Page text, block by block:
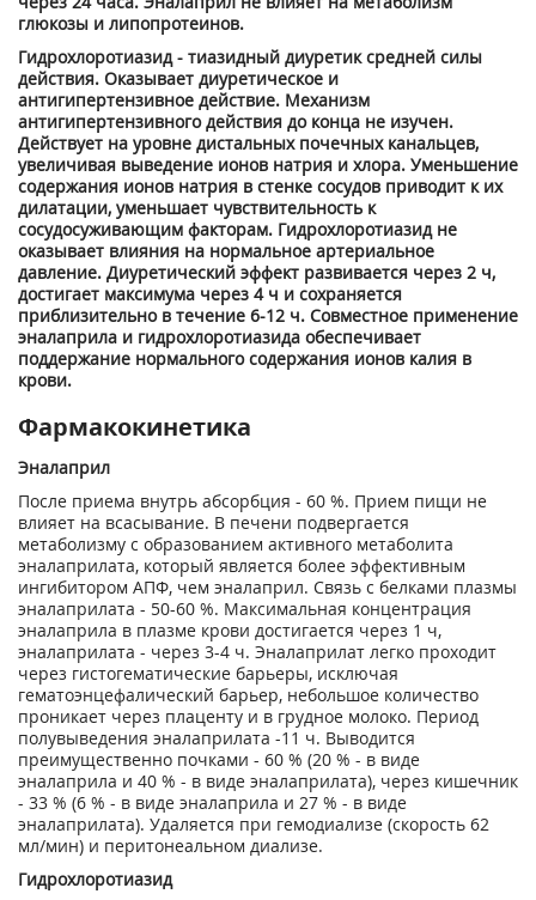
глюкозы и липопротеинов.
Гидрохлоротиазид - тиазидный диуретик средней силы
действия. Оказывает диуретическое и
антигипертензивное действие. Механизм
антигипертензивного действия до конца не изучен.
Действует на уровне дистальных почечных канальцев,
увеличивая выведение ионов натрия и хлора. Уменьшение
содержания ионов натрия в стенке сосудов приводит к их
дилатации, уменьшает чувствительность к
сосудосуживающим факторам. Гидрохлоротиазид не
оказывает влияния на нормальное артериальное
давление. Диуретический эффект развивается через 2 ч,
достигает максимума через 4 ч и сохраняется
приблизительно в течение 6-12 ч. Совместное применение
эналаприла и гидрохлоротиазида обеспечивает
поддержание нормального содержания ионов калия в
крови.
Фармакокинетика
Эналаприл
После приема внутрь абсорбция - 60 %. Прием пищи не
влияет на всасывание. В печени подвергается
метаболизму с образованием активного метаболита
эналаприлата, который является более эффективным
ингибитором АПФ, чем эналаприл. Связь с белками плазмы
эналаприлата - 50-60 %. Максимальная концентрация
эналаприла в плазме крови достигается через 1 ч,
эналаприлата - через 3-4 ч. Эналаприлат легко проходит
через гистогематические барьеры, исключая
гематоэнцефалический барьер, небольшое количество
проникает через плаценту и в грудное молоко. Период
полувыведения эналаприлата -11 ч. Выводится
преимущественно почками - 60 % (20 % - в виде
эналаприла и 40 % - в виде эналаприлата), через кишечник
- 33 % (6 % - в виде эналаприла и 27 % - в виде
эналаприлата). Удаляется при гемодиализе (скорость 62
мл/мин) и перитонеальном диализе.
Гидрохлоротиазид